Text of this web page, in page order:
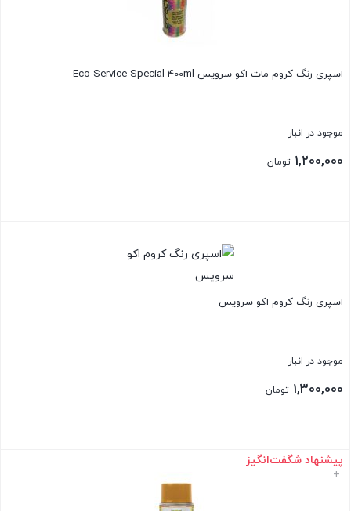
اسپری رنگ کروم مات اکو سرویس Eco Service Special 400ml
موجود در انبار
1,200,000 تومان
اسپری رنگ کروم اکو سرویس
موجود در انبار
1,300,000 تومان
بستن
پیشنهاد شگفت‌انگیز
+